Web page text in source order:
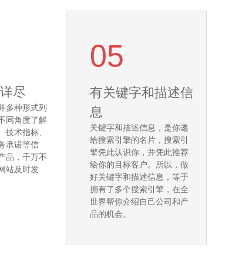
尽
多种形式列
同角度了解
技术指标、
承诺等信
品，千万不
站及时发
05
有关键字和描述信
息
关键字和描述信息，是你递
给搜索引擎的名片，搜索引
擎凭此认识你，并凭此推荐
给你的目标客户。所以，做
好关键字和描述信息，等于
拥有了多个搜索引擎，在全
世界帮你介绍自己公司和产
品的机会。